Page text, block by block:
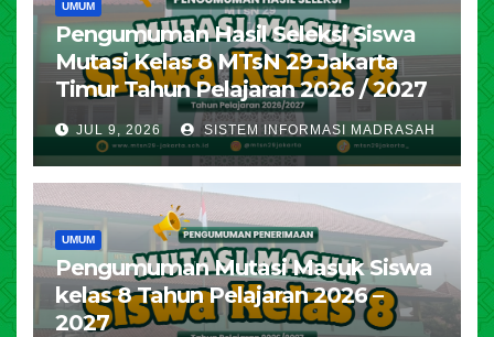
UMUM
Pengumuman Hasil Seleksi Siswa
Mutasi Kelas 8 MTsN 29 Jakarta
Timur Tahun Pelajaran 2026 / 2027
JUL 9, 2026 SISTEM INFORMASI MADRASAH
UMUM
Pengumuman Mutasi Masuk Siswa
kelas 8 Tahun Pelajaran 2026 –
2027